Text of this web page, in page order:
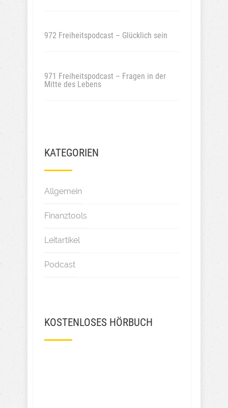
972 Freiheitspodcast – Glücklich sein
971 Freiheitspodcast – Fragen in der
Mitte des Lebens
KATEGORIEN
Allgemein
Finanztools
Leitartikel
Podcast
KOSTENLOSES HÖRBUCH